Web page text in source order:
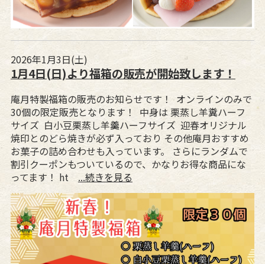
2026年1月3日(土)
1月4日(日)より福箱の販売が開始致します！
庵月特製福箱の販売のお知らせです！ オンラインのみで
30個の限定販売となります！ 中身は 栗蒸し羊糞ハーフ
サイズ 白小豆栗蒸し羊羹ハーフサイズ 迎春オリジナル
焼印とのどら焼きが必ず入っており その他庵月おすすめ
お菓子の詰め合わせも入っています。 さらにランダムで
割引クーポンもついているので、かなりお得な商品にな
ってます！ ht ...続きを見る